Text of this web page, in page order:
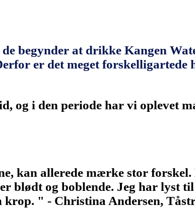
begynder at drikke Kangen
er det meget
og i den periode har vi oplevet
kan allerede mærke stor forskel.
blødt og boblende. Jeg har lyst
krop. " - Christina Andersen,